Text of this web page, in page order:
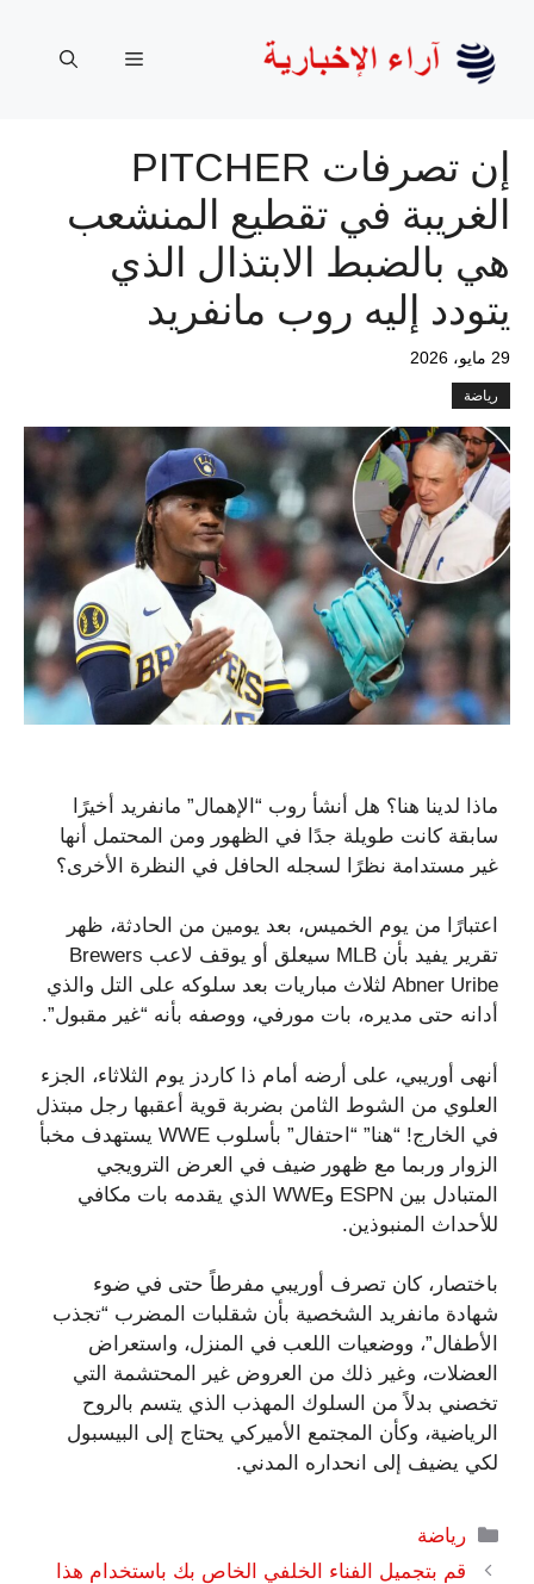
المحتوى
القائمة
إن تصرفات PITCHER
الغريبة في تقطيع المنشعب
هي بالضبط الابتذال الذي
يتودد إليه روب مانفريد
29 مايو، 2026
رياضة
ماذا لدينا هنا؟ هل أنشأ روب “الإهمال” مانفريد أخيرًا
سابقة كانت طويلة جدًا في الظهور ومن المحتمل أنها
غير مستدامة نظرًا لسجله الحافل في النظرة الأخرى؟
اعتبارًا من يوم الخميس، بعد يومين من الحادثة، ظهر
تقرير يفيد بأن MLB سيعلق أو يوقف لاعب Brewers
Abner Uribe لثلاث مباريات بعد سلوكه على التل والذي
أدانه حتى مديره، بات مورفي، ووصفه بأنه “غير مقبول”.
أنهى أوريبي، على أرضه أمام ذا كاردز يوم الثلاثاء، الجزء
العلوي من الشوط الثامن بضربة قوية أعقبها رجل مبتذل
في الخارج! “هنا” “احتفال” بأسلوب WWE يستهدف مخبأ
الزوار وربما مع ظهور ضيف في العرض الترويجي
المتبادل بين ESPN وWWE الذي يقدمه بات مكافي
للأحداث المنبوذين.
باختصار، كان تصرف أوريبي مفرطاً حتى في ضوء
شهادة مانفريد الشخصية بأن شقلبات المضرب “تجذب
الأطفال”، ووضعيات اللعب في المنزل، واستعراض
العضلات، وغير ذلك من العروض غير المحتشمة التي
تخصني بدلاً من السلوك المهذب الذي يتسم بالروح
الرياضية، وكأن المجتمع الأميركي يحتاج إلى البيسبول
لكي يضيف إلى انحداره المدني.
التصنيفات
رياضة
قم بتجميل الفناء الخلفي الخاص بك باستخدام هذا